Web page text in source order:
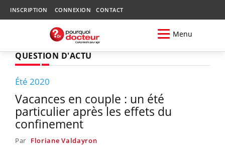
INSCRIPTION CONNEXION CONTACT
Menu
QUESTION D'ACTU
Été 2020
Vacances en couple : un été
particulier après les effets du
confinement
Par Floriane Valdayron